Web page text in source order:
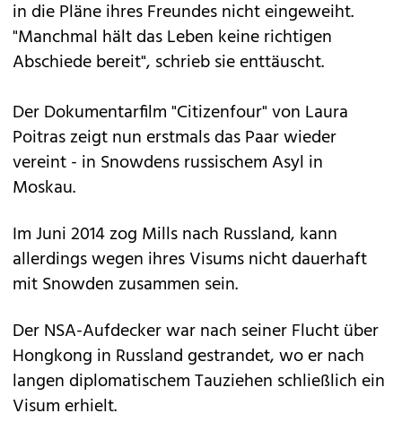
in die Pläne ihres Freundes nicht eingeweiht.
"Manchmal hält das Leben keine richtigen
Abschiede bereit", schrieb sie enttäuscht.
Der Dokumentarfilm "Citizenfour" von Laura
Poitras zeigt nun erstmals das Paar wieder
vereint - in Snowdens russischem Asyl in
Moskau.
Im Juni 2014 zog Mills nach Russland, kann
allerdings wegen ihres Visums nicht dauerhaft
mit Snowden zusammen sein.
Der NSA-Aufdecker war nach seiner Flucht über
Hongkong in Russland gestrandet, wo er nach
langen diplomatischem Tauziehen schließlich ein
Visum erhielt.